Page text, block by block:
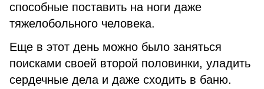
способные поставить на ноги даже
тяжелобольного человека.
Еще в этот день можно было заняться
поисками своей второй половинки, уладить
сердечные дела и даже сходить в баню.